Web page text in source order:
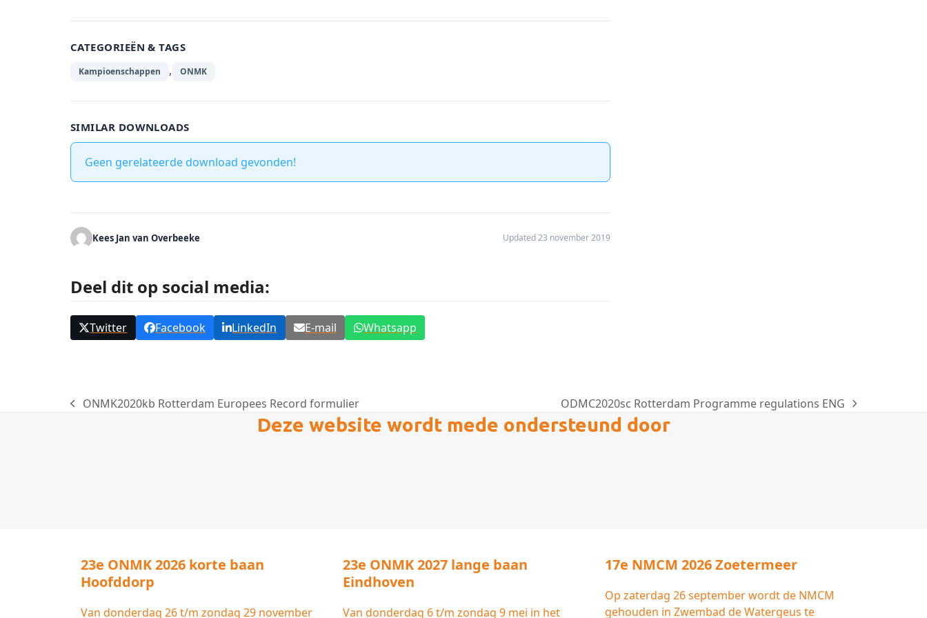
CATEGORIEËN & TAGS
Kampioenschappen , ONMK
SIMILAR DOWNLOADS
Geen gerelateerde download gevonden!
Kees Jan van Overbeeke Updated 23 november 2019
Deel dit op social media:
Twitter Facebook LinkedIn E-mail Whatsapp
previous
ONMK2020kb Rotterdam Europees Record formulier
next
post:
ODMC2020sc Rotterdam Programme regulations ENG
Deze website wordt mede ondersteund door
23e ONMK 2026 korte baan
Hoofddorp
Van donderdag 26 t/m zondag 29 november
23e ONMK 2027 lange baan
Eindhoven
Van donderdag 6 t/m zondag 9 mei in het
17e NMCM 2026 Zoetermeer
Op zaterdag 26 september wordt de NMCM
gehouden in Zwembad de Watergeus te